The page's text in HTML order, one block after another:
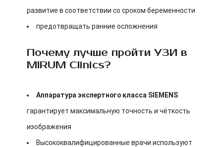
развитие в соответствии со сроком беременности
предотвращать ранние осложнения
Почему лучше пройти УЗИ в
MIRUM Clinics?
Аппаратура экспертного класса SIEMENS
гарантирует максимальную точность и чёткость
изображения
Высококвалифицированные врачи используют